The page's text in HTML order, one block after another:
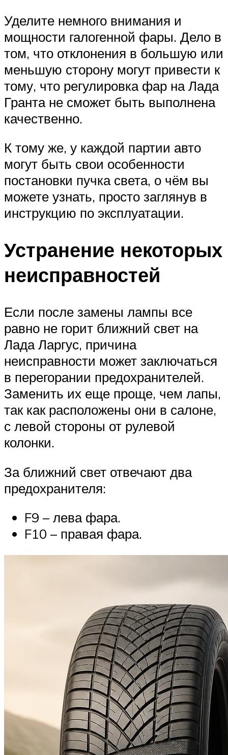
Уделите немного внимания и
мощности галогенной фары. Дело в
том, что отклонения в большую или
меньшую сторону могут привести к
тому, что регулировка фар на Лада
Гранта не сможет быть выполнена
качественно.
К тому же, у каждой партии авто
могут быть свои особенности
постановки пучка света, о чём вы
можете узнать, просто заглянув в
инструкцию по эксплуатации.
Устранение некоторых
неисправностей
Если после замены лампы все
равно не горит ближний свет на
Лада Ларгус, причина
неисправности может заключаться
в перегорании предохранителей.
Заменить их еще проще, чем лапы,
так как расположены они в салоне,
с левой стороны от рулевой
колонки.
За ближний свет отвечают два
предохранителя:
F9 – лева фара.
F10 – правая фара.